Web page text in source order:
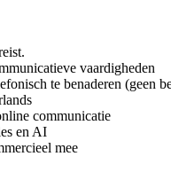
vaardigheden
te benaderen (geen
communicatie
en AI
mee